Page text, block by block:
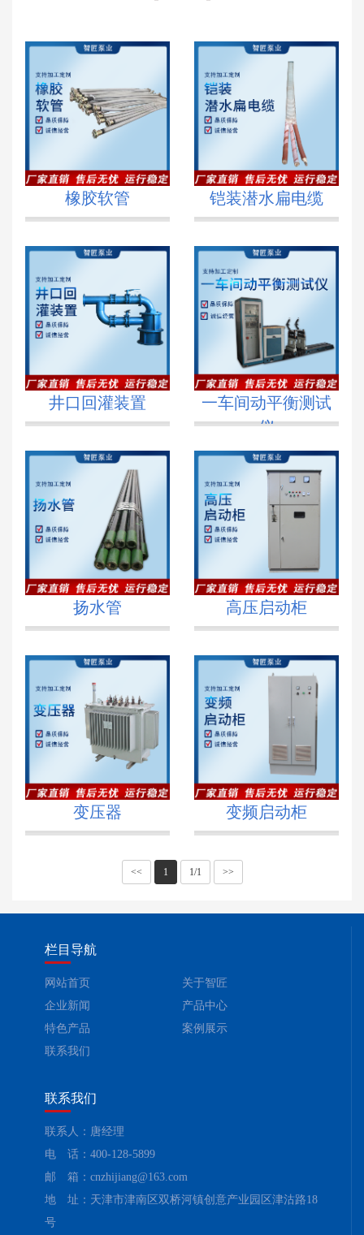
橡胶软管 铠装潜水扁电缆
井口回灌装置
一车间动平衡测试
仪
扬水管 高压启动柜
变压器 变频启动柜
<< 1 1/1 >>
栏目导航
网站首页
关于智匠
企业新闻
产品中心
特色产品
案例展示
联系我们
联系我们
联系人：唐经理
电 话：400-128-5899
邮 箱：cnzhijiang@163.com
地 址：天津市津南区双桥河镇创意产业园区津沽路18
号